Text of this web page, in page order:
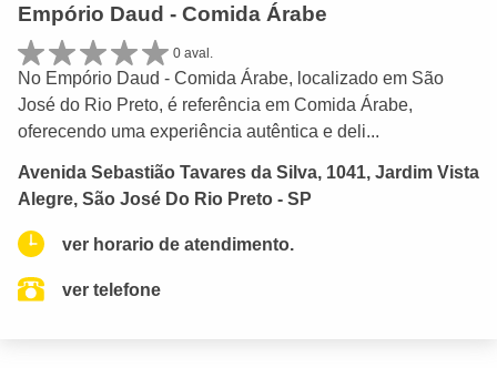
Empório Daud - Comida Árabe
0 aval.
No Empório Daud - Comida Árabe, localizado em São
José do Rio Preto, é referência em Comida Árabe,
oferecendo uma experiência autêntica e deli...
Avenida Sebastião Tavares da Silva, 1041, Jardim Vista
Alegre, São José Do Rio Preto - SP
ver horario de atendimento.
ver telefone